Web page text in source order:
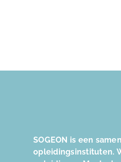
SOGEON is een
opleidingsinstituten.